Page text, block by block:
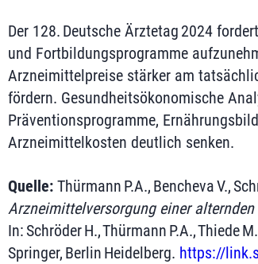
Der 128. Deutsche Ärztetag 2024
und Fortbildungsprogramme
Arzneimittelpreise stärker am
fördern. Gesundheitsökonomische
Präventionsprogramme,
Arzneimittelkosten deutlich senken.
Quelle:Thürmann P.A., Bencheva V.,
Arzneimittelversorgung einer alternden
In: Schröder H., Thürmann P.A., Thiede
Springer, Berlin Heidelberg. https://